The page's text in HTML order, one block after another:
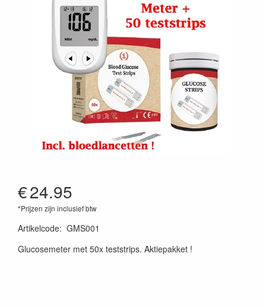
€24.95
*Prijzen zijn inclusief btw
Artikelcode: GMS001
Glucosemeter met 50x teststrips. Aktiepakket !